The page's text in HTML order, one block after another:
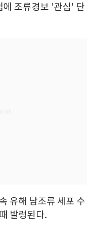
에 조류경보 '관심' 단
유해 남조류 세포 수
발령된다.